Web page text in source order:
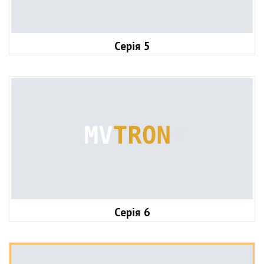
Серія 5
Серія 6